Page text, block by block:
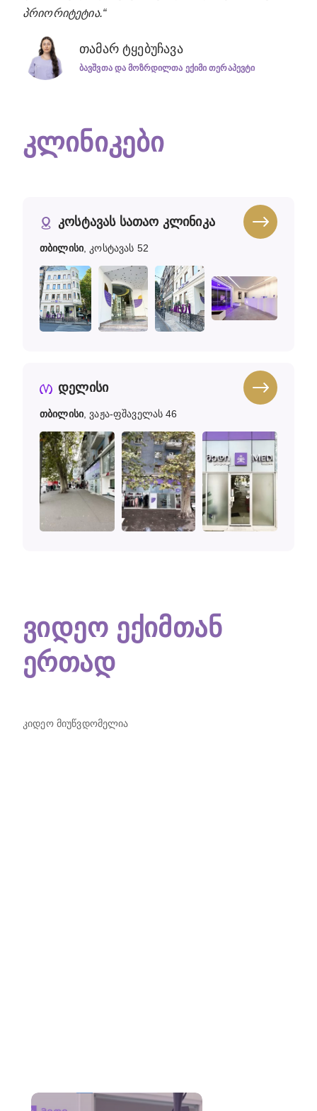
პრიორიტეტია.“
თამარ ტყებუჩავა
ᲑᲐᲕᲨᲕᲗᲐ ᲓᲐ ᲛᲝᲖᲠᲓᲘᲚᲗᲐ ᲔᲥᲘᲛᲘ ᲗᲔᲠᲐᲞᲔᲕᲢᲘ
კლინიკები
კოსტავას სათაო კლინიკა
თბილისი, კოსტავას 52
დელისი
თბილისი, ვაჟა-ფშაველას 46
ვიდეო ექიმთან
ერთად
ვიდეო მიუწვდომელია